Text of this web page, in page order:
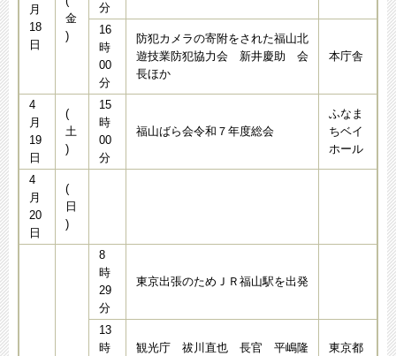
月
18
日
金
)
分
16
時
00
分
防犯カメラの寄附をされた福山北
遊技業防犯協力会 新井慶助 会
長ほか
本庁舎
4
月
19
日
(
土
)
15
時
00
分
福山ばら会令和７年度総会
ふなま
ちベイ
ホール
4
月
20
日
(
日
)
8
時
29
分
東京出張のためＪＲ福山駅を出発
13
時
観光庁 祓川直也 長官 平嶋隆
東京都